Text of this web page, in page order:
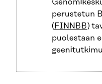
perustetun
(FINNBB)
puolestaan